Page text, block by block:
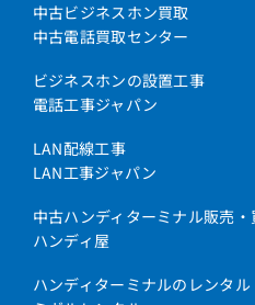
中古ビジネスホン買取
中古電話買取センター
ビジネスホンの設置工事
電話工事ジャパン
LAN配線工事
LAN工事ジャパン
中古ハンディターミナル販売・
ハンディ屋
ハンディターミナルのレンタル